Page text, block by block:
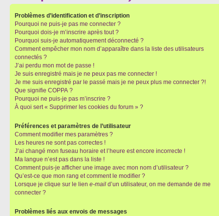
Problèmes d’identification et d’inscription
Pourquoi ne puis-je pas me connecter ?
Pourquoi dois-je m’inscrire après tout ?
Pourquoi suis-je automatiquement déconnecté ?
Comment empêcher mon nom d’apparaître dans la liste des utilisateurs
connectés ?
J’ai perdu mon mot de passe !
Je suis enregistré mais je ne peux pas me connecter !
Je me suis enregistré par le passé mais je ne peux plus me connecter ?!
Que signifie COPPA ?
Pourquoi ne puis-je pas m’inscrire ?
À quoi sert « Supprimer les cookies du forum » ?
Préférences et paramètres de l’utilisateur
Comment modifier mes paramètres ?
Les heures ne sont pas correctes !
J’ai changé mon fuseau horaire et l’heure est encore incorrecte !
Ma langue n’est pas dans la liste !
Comment puis-je afficher une image avec mon nom d’utilisateur ?
Qu’est-ce que mon rang et comment le modifier ?
Lorsque je clique sur le lien e-mail d’un utilisateur, on me demande de me
connecter ?
Problèmes liés aux envois de messages